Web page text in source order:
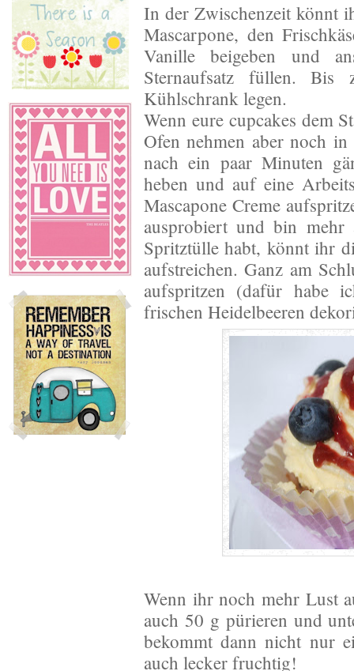
In der Zwischenzeit könnt
Mascarpone, den
Vanille beigeben und
Sternaufsatz füllen. Bis
Kühlschrank legen.
Wenn eure cupcakes dem
Ofen nehmen aber noch
nach ein paar Minuten
heben und auf eine
Mascapone Creme
ausprobiert und bin
Spritztülle habt, könnt ihr
aufstreichen. Ganz am
aufspritzen (dafür habe
frischen Heidelbeeren
Wenn ihr noch mehr Lust
auch 50 g pürieren und
bekommt dann nicht nur
auch lecker fruchtig!